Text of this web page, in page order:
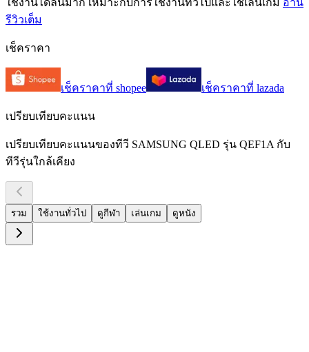
รีวิวเต็ม
เช็คราคา
เช็คราคาที่ shopee เช็คราคาที่ lazada
เปรียบเทียบคะแนน
เปรียบเทียบคะแนนของทีวี SAMSUNG QLED รุ่น QEF1A กับ
ทีวีรุ่นใกล้เคียง
รวม ใช้งานทั่วไป ดูกีฬา เล่นเกม ดูหนัง